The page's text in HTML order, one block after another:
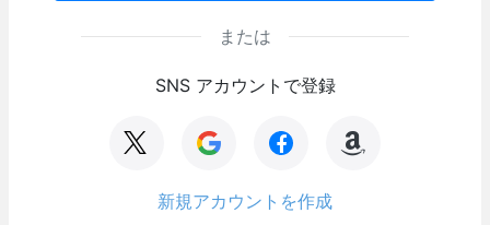
または
SNS アカウントで登録
新規アカウントを作成